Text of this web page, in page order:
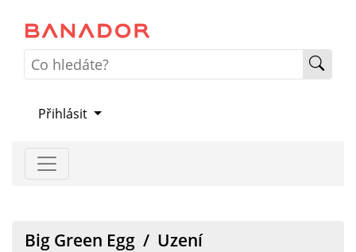
Přihlásit
Big Green Egg / Uzení